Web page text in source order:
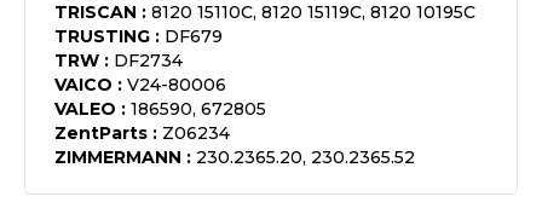
TRISCAN : 8120 15110C, 8120 15119C, 8120 10195C
TRUSTING : DF679
TRW : DF2734
VAICO : V24-80006
VALEO : 186590, 672805
ZentParts : Z06234
ZIMMERMANN : 230.2365.20, 230.2365.52